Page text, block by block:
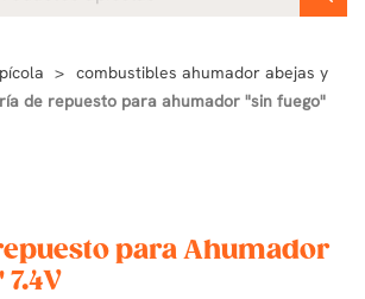
combustibles ahumador abejas y
de repuesto para ahumador "sin fuego"
para Ahumador